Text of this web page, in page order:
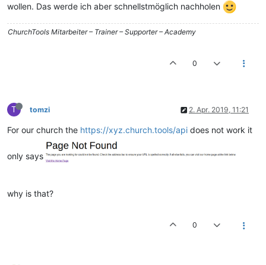
wollen. Das werde ich aber schnellstmöglich nachholen
ChurchTools Mitarbeiter – Trainer – Supporter – Academy
0
T tomzi 2. Apr. 2019, 11:21
For our church the https://xyz.church.tools/api does not work it
only says
why is that?
0